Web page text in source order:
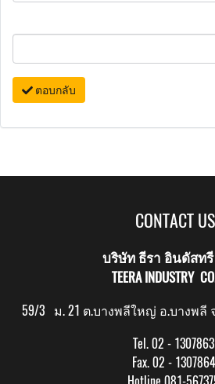
ตอบกลับ
CONTACT US
บริษัท ธีรา อินดัสท
TEERA INDUSTRY
59/3 ม. 21 ต.บางพลีใหญ่ อ.บางพลี
Tel. 02 - 1307863
Fax. 02 - 1307864